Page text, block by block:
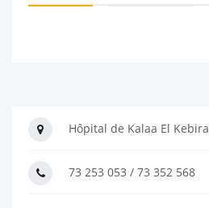
Hôpital de Kalaa El Kebira
73 253 053 / 73 352 568